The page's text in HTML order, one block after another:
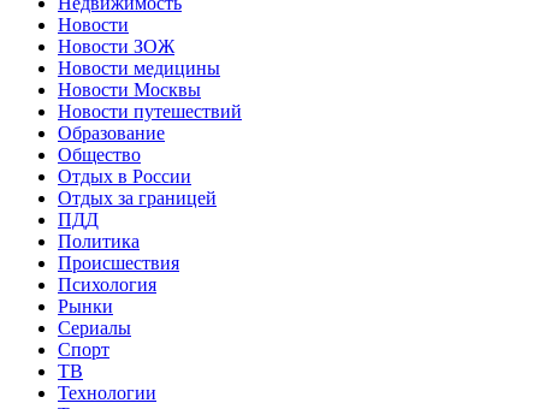
Новости
Новости ЗОЖ
Новости медицины
Новости Москвы
Новости путешествий
Образование
Общество
Отдых в России
Отдых за границей
ПДД
Политика
Происшествия
Психология
Рынки
Сериалы
Спорт
ТВ
Технологии